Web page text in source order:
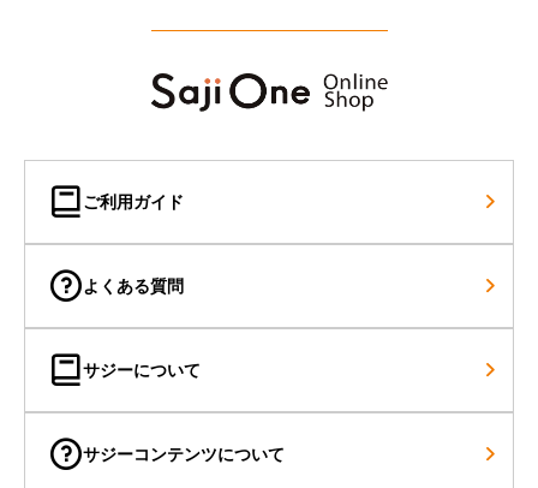
ご利用ガイド
よくある質問
サジーについて
サジーコンテンツについて